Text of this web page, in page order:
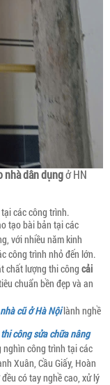
nhà dân dụngở HN
các công trình.
tạo bài bản tại các
với nhiều năm kinh
công trình nhỏ đến lớn.
chất lượng thi công cải
chuẩn bền đẹp và an
cũ ở Hà Nộilành nghề
công sửa chữa nâng
công trình tại các
Xuân, Cầu Giấy, Hoàn
có tay nghề cao, xử lý